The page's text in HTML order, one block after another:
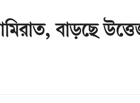
বাড়ছে